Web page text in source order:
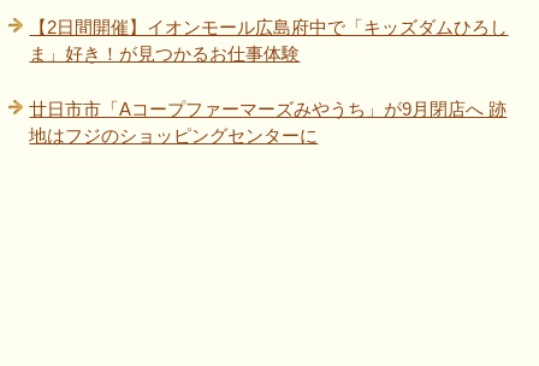
【2日間開催】イオンモール広島府中で「キッズダムひろし
ま」好き！が見つかるお仕事体験
廿日市市「Aコープファーマーズみやうち」が9月閉店へ 跡
地はフジのショッピングセンターに